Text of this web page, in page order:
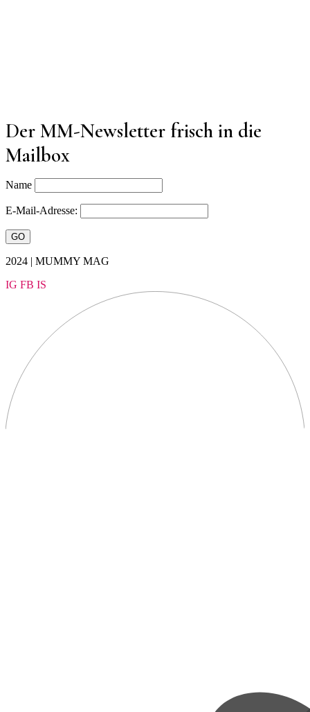
Der MM-Newsletter frisch in die
Mailbox
Name
E-Mail-Adresse:
2024 | MUMMY MAG
IG FB IS